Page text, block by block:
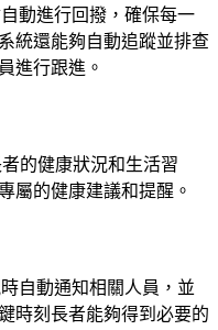
動進行回撥，確保每一
統還能夠自動追蹤並排查
進行跟進。
的健康狀況和生活習
屬的健康建議和提醒。
自動通知相關人員，並
時刻長者能夠得到必要的